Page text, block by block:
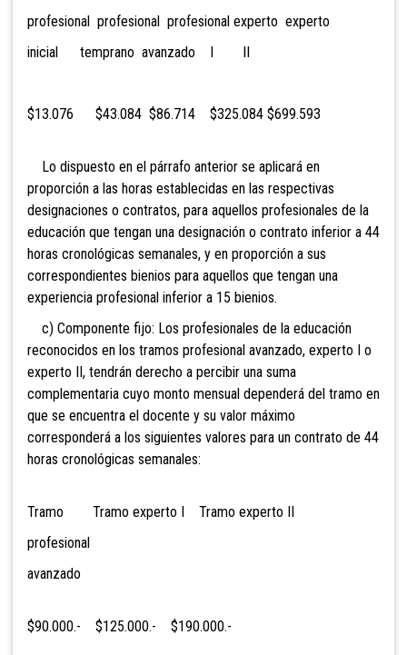
profesional profesional profesional experto experto
inicial temprano avanzado I II
$13.076 $43.084 $86.714 $325.084 $699.593
Lo dispuesto en el párrafo anterior se aplicará en
proporción a las horas establecidas en las respectivas
designaciones o contratos, para aquellos profesionales de la
educación que tengan una designación o contrato inferior a 44
horas cronológicas semanales, y en proporción a sus
correspondientes bienios para aquellos que tengan una
experiencia profesional inferior a 15 bienios.
c) Componente fijo: Los profesionales de la educación
reconocidos en los tramos profesional avanzado, experto I o
experto II, tendrán derecho a percibir una suma
complementaria cuyo monto mensual dependerá del tramo en
que se encuentra el docente y su valor máximo
corresponderá a los siguientes valores para un contrato de 44
horas cronológicas semanales:
Tramo Tramo experto I Tramo experto II
profesional
avanzado
$90.000.- $125.000.- $190.000.-